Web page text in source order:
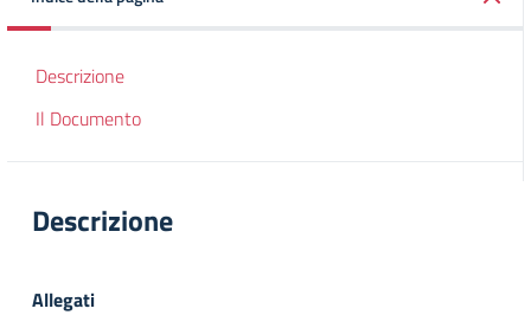
Descrizione
Il Documento
Descrizione
Allegati